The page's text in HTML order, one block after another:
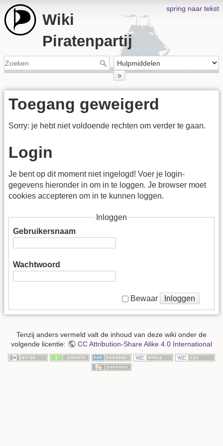
spring naar tekst
Wiki
Piratenpartij
>
Toegang geweigerd
Sorry: je hebt niet voldoende rechten om verder te gaan.
Login
Je bent op dit moment niet ingelogd! Voer je login-
gegevens hieronder in om in te loggen. Je browser moet
cookies accepteren om in te kunnen loggen.
Inloggen
Gebruikersnaam
Wachtwoord
Bewaar Inloggen
Tenzij anders vermeld valt de inhoud van deze wiki onder de
volgende licentie:
CC Attribution-Share Alike 4.0 International